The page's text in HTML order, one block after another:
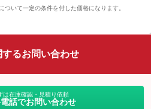
ついて一定の条件を付した価格になります。
するお問い合わせ
は在庫確認・見積り依頼
話でお問い合わせ